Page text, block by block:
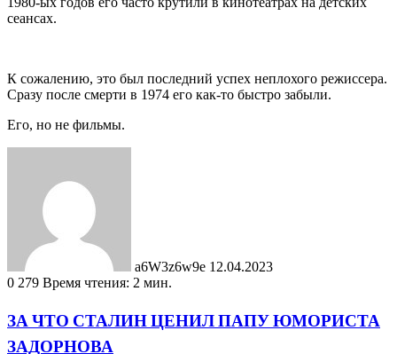
сеансах.
К сожалению, это был последний успех неплохого режиссера.
Сразу после смерти в 1974 его как-то быстро забыли.
Его, но не фильмы.
a6W3z6w9e 12.04.2023
0 279 Время чтения: 2 мин.
ЗА ЧТО СТАЛИН ЦЕНИЛ ПАПУ ЮМОРИСТА
ЗАДОРНОВА